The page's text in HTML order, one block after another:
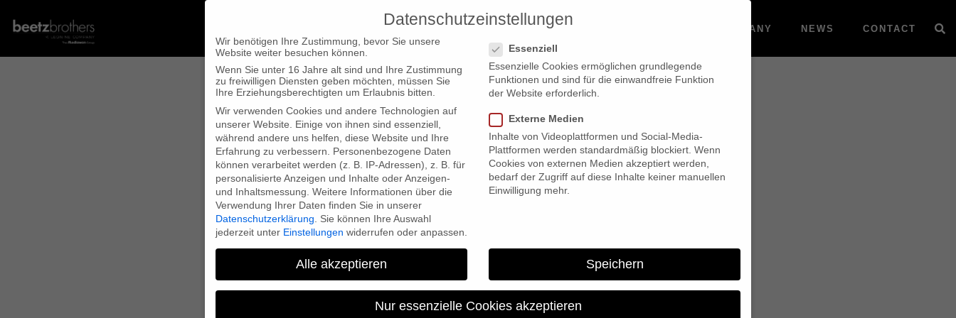
PRODUCTIONS COMPANY NEWS CONTACT
Datenschutzeinstellungen
Wir benötigen Ihre Zustimmung, bevor Sie unsere
Website weiter besuchen können.
Wenn Sie unter 16 Jahre alt sind und Ihre Zustimmung
zu freiwilligen Diensten geben möchten, müssen Sie
Ihre Erziehungsberechtigten um Erlaubnis bitten.
Wir verwenden Cookies und andere Technologien auf
unserer Website. Einige von ihnen sind essenziell,
während andere uns helfen, diese Website und Ihre
Erfahrung zu verbessern.
Personenbezogene Daten
können verarbeitet werden (z. B. IP-Adressen), z. B. für
personalisierte Anzeigen und Inhalte oder Anzeigen-
und Inhaltsmessung. Weitere Informationen über die
Verwendung Ihrer Daten finden Sie in unserer
Datenschutzerklärung
Sie können Ihre Auswahl
jederzeit unter Einstellungen widerrufen oder anpassen.
Essenziell
Essenzielle Cookies ermöglichen grundlegende
Funktionen und sind für die einwandfreie Funktion
der Website erforderlich.
Externe Medien
Inhalte von Videoplattformen und Social-Media-
Plattformen werden standardmäßig blockiert. Wenn
Cookies von externen Medien akzeptiert werden,
bedarf der Zugriff auf diese Inhalte keiner manuellen
Einwilligung mehr.
Alle akzeptieren Speichern
Nur essenzielle Cookies akzeptieren